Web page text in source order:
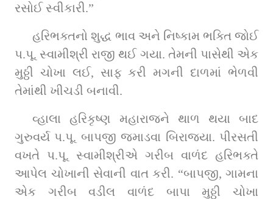
રસોઈ સ્વીકારી.”
હરિભક્તનો શુદ્ધ ભાવ અને નિષ્કામ ભક્તિ જોઈ
પ.પૂ. સ્વામીશ્રી રાજી થઈ ગયા. તેમની પાસેથી એક
મુઠ્ઠી ચોખા લઈ, સાફ કરી મગની દાળમાં ભેળવી
તેમાંથી ખીચડી બનાવી.
વ્હાલા હરિકૃષ્ણ મહારાજને થાળ થયા બાદ
ગુરુવર્ય પ.પૂ. બાપજી જમાડવા બિરાજ્યા. પીરસતી
વખતે પ.પૂ. સ્વામીશ્રીએ ગરીબ વાળંદ હરિભક્તે
આપેલ ચોખાની સેવાની વાત કરી. “બાપજી, ગામના
એક ગરીબ વડીલ વાળંદ બાપા મુઠ્ઠી ચોખા